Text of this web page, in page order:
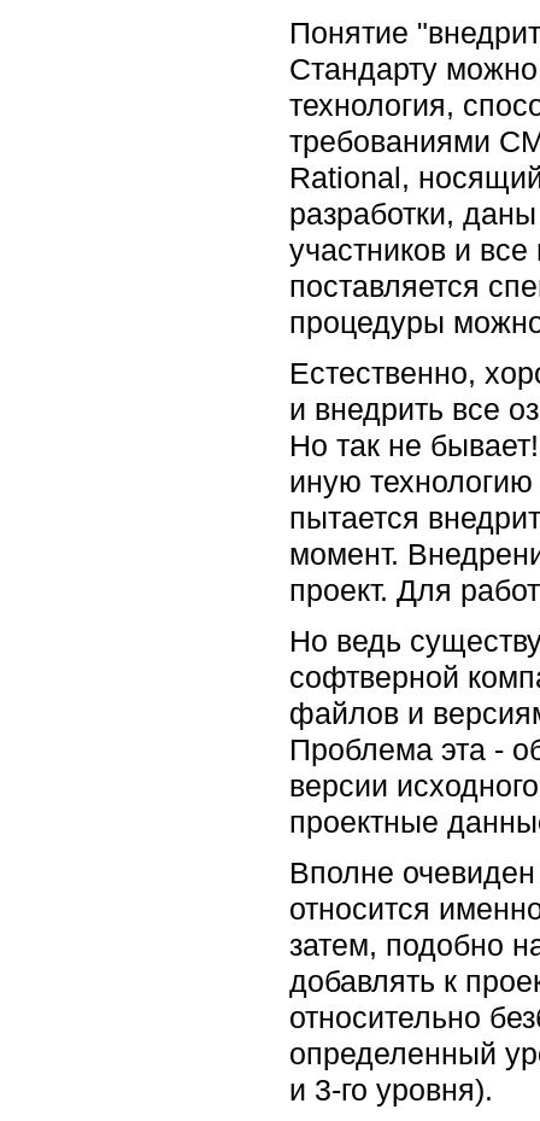
Понятие
Стандарту можно
технология,
требованиями
Rational,
разработки,
участников и
поставляется
процедуры
Естественно,
и внедрить все
Но так не
иную
пытается
момент.
проект. Для
Но ведь
софтверной
файлов и
Проблема эта -
версии
проектные
Вполне
относится
затем, подобно
добавлять к
относительно
определенный
и 3-го уровня).